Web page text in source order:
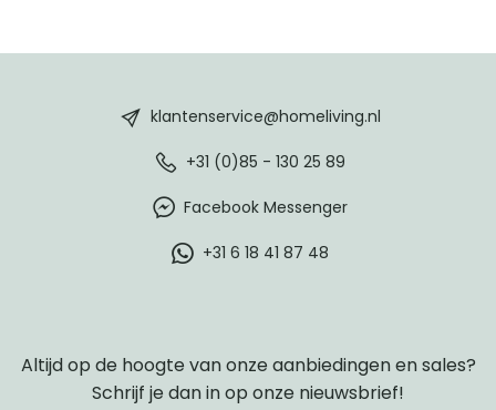
klantenservice@homeliving.nl
+31 (0)85 - 130 25 89
Facebook Messenger
+31 6 18 41 87 48
Altijd op de hoogte van onze aanbiedingen en sales?
Schrijf je dan in op onze nieuwsbrief!